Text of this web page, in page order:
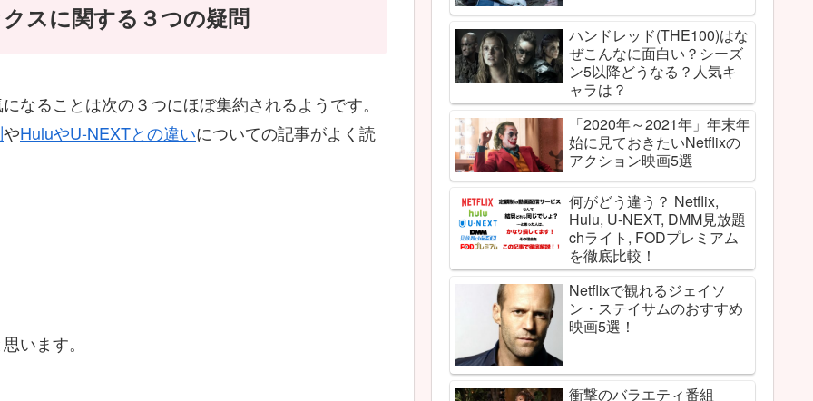
スに関する３つの疑問
なることは次の３つにほぼ集約されるようです。
やHuluやU-NEXTとの違いについての記事がよく読
います。
ハンドレッド(THE100)はな
ぜこんなに面白い？シーズ
ン5以降どうなる？人気キ
ャラは？
「2020年～2021年」年末年
始に見ておきたいNetflixの
アクション映画5選
何がどう違う？ Netflix,
Hulu, U-NEXT, DMM見放題
chライト, FODプレミアム
を徹底比較！
Netflixで観れるジェイソ
ン・ステイサムのおすすめ
映画5選！
衝撃のバラエティ番組